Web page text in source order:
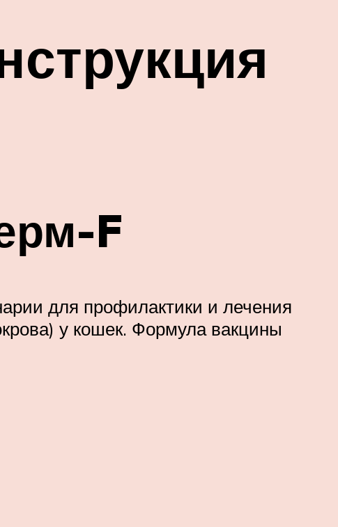
F
для профилактики и лечения
у кошек. Формула вакцины